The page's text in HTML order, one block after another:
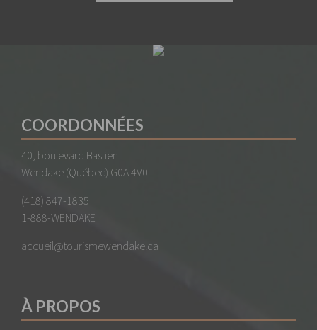
COORDONNÉES
40, boulevard Bastien
Wendake (Québec) G0A 4V0
(418) 847-1835
1-888-WENDAKE
accueil@tourismewendake.ca
À PROPOS